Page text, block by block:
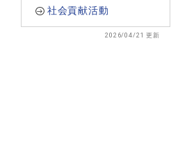
社会貢献活動
2026/04/21 更新